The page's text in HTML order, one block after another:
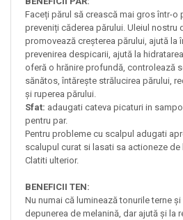
Faceți părul să crească mai gros într-o
preveniți căderea părului. Uleiul nostru
promovează creșterea părului, ajută la
prevenirea despicarii, ajută la
oferă o hrănire profundă, controlează
sănătos, întărește strălucirea părului,
și ruperea părului.
Sfat: adaugati cateva picaturi in
pentru par.
Pentru probleme cu scalpul adugati
scalupul curat si lasati sa actioneze de
Clatiti ulterior.
BENEFICII TEN:
Nu numai că luminează tonurile terne
depunerea de melanină, dar ajută și la